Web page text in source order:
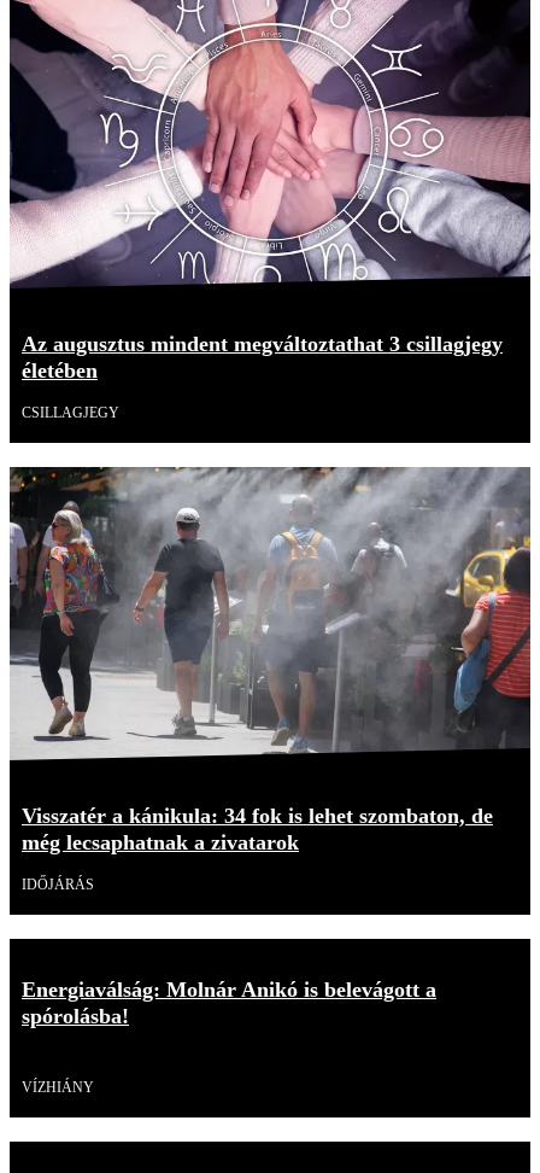
Az augusztus mindent megváltoztathat 3 csillagjegy
életében
CSILLAGJEGY
Visszatér a kánikula: 34 fok is lehet szombaton, de
még lecsaphatnak a zivatarok
IDŐJÁRÁS
Energiaválság: Molnár Anikó is belevágott a
spórolásba!
VÍZHIÁNY